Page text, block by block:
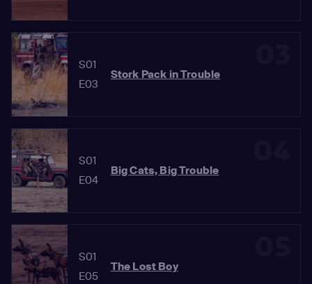
S01
E03
Stork Pack in Trouble
S01
E04
Big Cats, Big Trouble
S01
E05
The Lost Boy